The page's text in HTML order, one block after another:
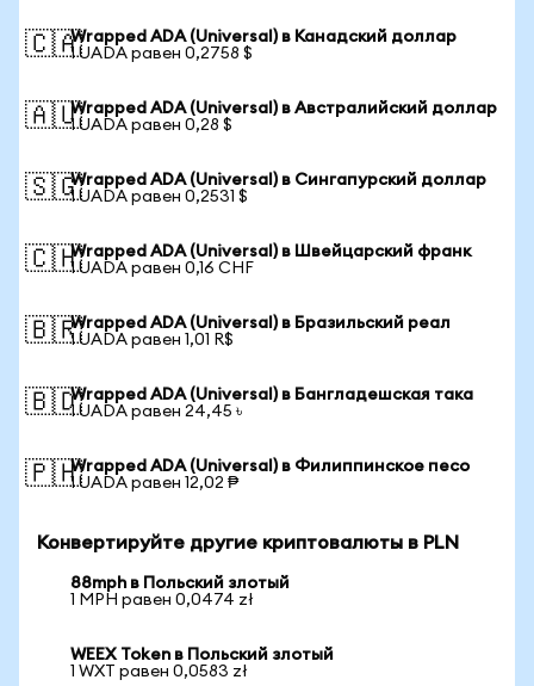
🇨🇦Wrapped ADA (Universal) в Канадский доллар
1 UADA равен 0,2758 $
🇦🇺Wrapped ADA (Universal) в Австралийский доллар
1 UADA равен 0,28 $
🇸🇬Wrapped ADA (Universal) в Сингапурский доллар
1 UADA равен 0,2531 $
🇨🇭Wrapped ADA (Universal) в Швейцарский франк
1 UADA равен 0,16 CHF
🇧🇷Wrapped ADA (Universal) в Бразильский реал
1 UADA равен 1,01 R$
🇧🇩Wrapped ADA (Universal) в Бангладешская така
1 UADA равен 24,45 ৳
🇵🇭Wrapped ADA (Universal) в Филиппинское песо
1 UADA равен 12,02 ₱
Конвертируйте другие криптовалюты в PLN
88mph в Польский злотый
1 MPH равен 0,0474 zł
WEEX Token в Польский злотый
1 WXT равен 0,0583 zł